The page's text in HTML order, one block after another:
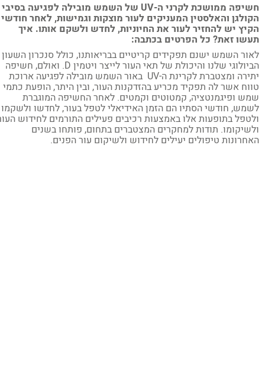
חשיפה ממושכת לקרני ה-UV של השמש מובילה לפגיעה בסיבי
והאלסטין המעניקים לעור מוצקות וגמישות, לאחר חודשי
יש להחזיר לעור את החיוניות, לחדש ולשקם אותו. איך
זאת? כל הפרטים בכתבה:
השמש ישנם תפקידים קריטיים בבריאותנו, כולל סנכרון השעון
הביולוגי שלנו והיכולת של תאי העור לייצר ויטמין D. ואולם, חשיפה
יתירה ומצטברת לקרינת ה-UV באור השמש מובילה לפגיעה ארוכת
אשר לה תפקיד מכריע בהזדקנות העור, ובין היתר, הופעת כתמי
ופיגמנטציה, קמטוטים וקמטים. לאחר החשיפה המוגברת
חודשי הסתיו הם הזמן האידיאלי לטפל בעור, לחדשו ולשקמו
בתופעות אלו באמצעות רכיבים פעילים התורמים לחידוש העור
תודות למחקרים המצטברים בתחום, פותחו בשנים
טיפולים יעילים לחידוש ולשיקום עור הפנים.